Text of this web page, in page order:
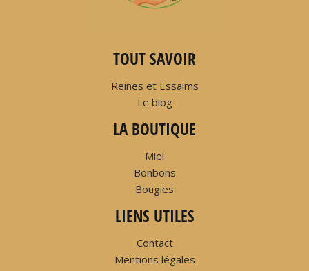
TOUT SAVOIR
Reines et Essaims
Le blog
LA BOUTIQUE
Miel
Bonbons
Bougies
LIENS UTILES
Contact
Mentions légales